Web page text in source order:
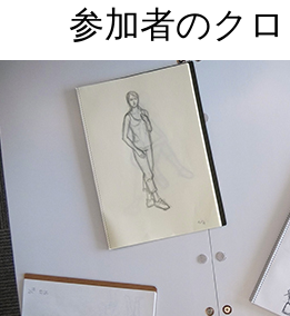
参加者のク